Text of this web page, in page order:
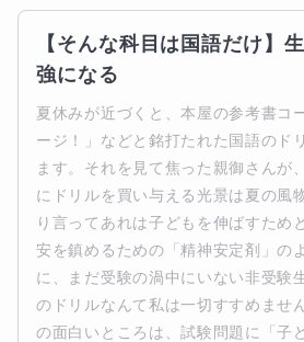
【そんな科目は国語だけ】
強になる
夏休みが近づくと、本屋の参考書コ
ージ！」などと銘打たれた国語のド
ます。それを見て焦った親御さんが
にドリルを買い与える光景は夏の風
り言ってあれは子どもを伸ばすため
安を鎮めるための「精神安定剤」の
に、まだ受験の渦中にいない非受験
のドリルなんて私は一切すすめませ
の面白いところは、試験問題に「子